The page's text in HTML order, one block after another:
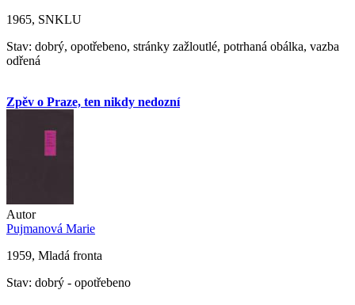
1965, SNKLU
Stav: dobrý, opotřebeno, stránky zažloutlé, potrhaná obálka, vazba
odřená
Zpěv o Praze, ten nikdy nedozní
Autor
Pujmanová Marie
1959, Mladá fronta
Stav: dobrý - opotřebeno